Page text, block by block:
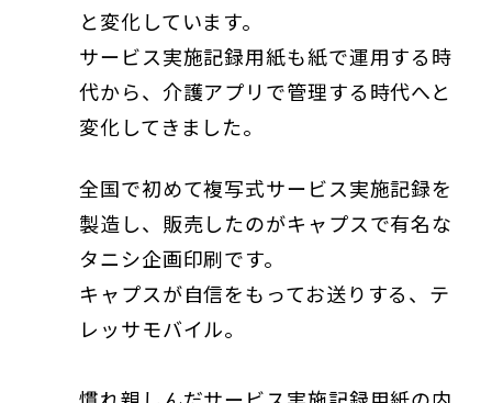
と変化しています。
サービス実施記録用紙も紙で運用する時
代から、介護アプリで管理する時代へと
変化してきました。
全国で初めて複写式サービス実施記録を
製造し、販売したのがキャプスで有名な
タニシ企画印刷です。
キャプスが自信をもってお送りする、テ
レッサモバイル。